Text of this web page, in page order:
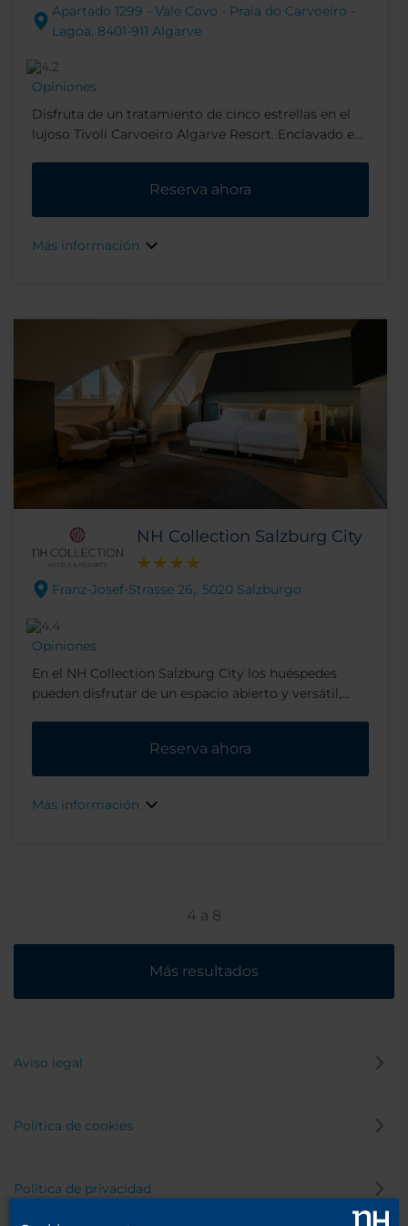
Apartado 1299 - Vale Covo - Praia do Carvoeiro -
Lagoa. 8401-911 Algarve
Opiniones
Disfruta de un tratamiento de cinco estrellas en el
lujoso Tivoli Carvoeiro Algarve Resort. Enclavado en
de unas vistas magníficas de una pintoresca gruta,
formaciones rocosas y una exuberante vegetación.
Reserva ahora
Más información
NH Collection Salzburg City
Franz-Josef-Strasse 26,. 5020 Salzburgo
Opiniones
En el NH Collection Salzburg City los huéspedes
pueden disfrutar de un espacio abierto y versátil,
lobby es un lugar que combina la elegancia urbana
más moderna y la cultura de las cafeterías
te envolverá su ambiente cálido, y verás que viajeros
Reserva ahora
Más información
4 a 8
Más resultados
Aviso legal
Política de cookies
Política de privacidad